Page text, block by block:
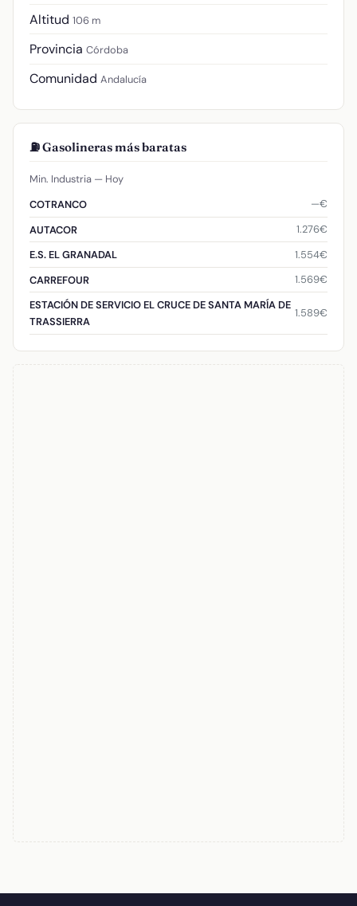
Altitud 106 m
Provincia Córdoba
Comunidad Andalucía
⛽ Gasolineras más baratas
Min. Industria — Hoy
COTRANCO
—€
AUTACOR
1.276€
E.S. EL GRANADAL
1.554€
CARREFOUR
1.569€
ESTACIÓN DE SERVICIO EL CRUCE DE SANTA MARÍA DE
TRASSIERRA
1.589€